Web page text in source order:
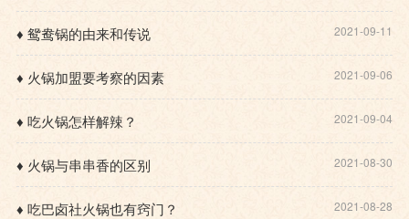
♦ 鸳鸯锅的由来和传说 2021-09-11
♦ 火锅加盟要考察的因素 2021-09-06
♦ 吃火锅怎样解辣？ 2021-09-04
♦ 火锅与串串香的区别 2021-08-30
♦ 吃巴卤社火锅也有窍门？ 2021-08-28